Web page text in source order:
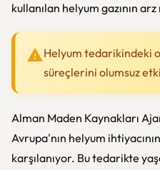
kullanılan helyum gazının
Helyum tedarikindeki
süreçlerini olumsuz
Alman Maden Kaynakları
Avrupa'nın helyum
karşılanıyor. Bu tedarikte